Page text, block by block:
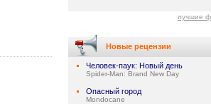
лучшие
Новые рецензии
Человек-паук: Новый день
Spider-Man: Brand New Day
Опасный город
Mondocane